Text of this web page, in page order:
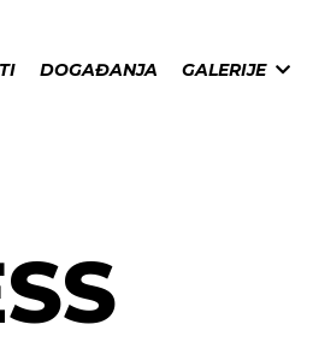
DOGAĐANJA GALERIJE